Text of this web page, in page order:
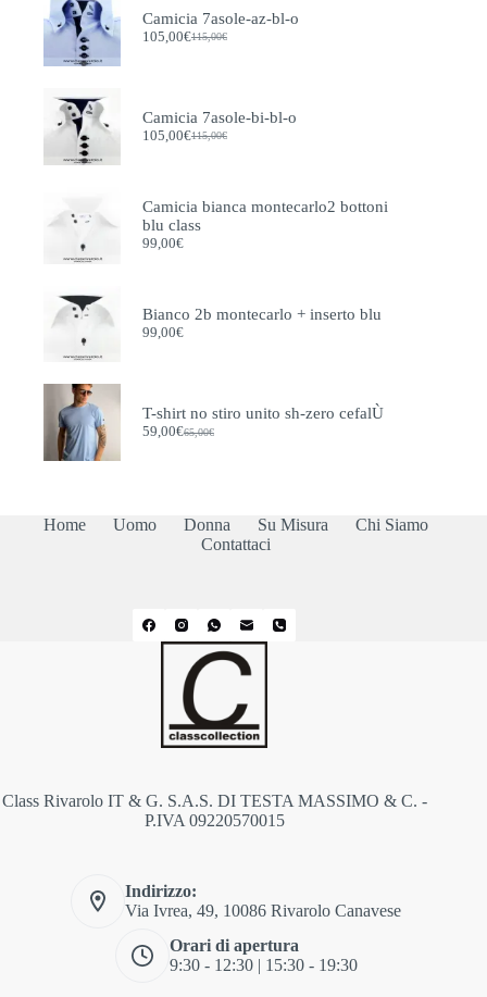
Camicia 7asole-az-bl-o
115,00€
Il
115,00€.
105,00€
Il
105,00€.
Camicia 7asole-bi-bl-o
115,00€
Il
115,00€.
105,00€
Il
105,00€.
Camicia bianca montecarlo2 bottoni
blu class
99,00€
Bianco 2b montecarlo + inserto blu
99,00€
T-shirt no stiro unito sh-zero cefalÙ
65,00€
Il
59,00€
Il
Home Uomo Donna Su Misura
Chi Siamo
Contattaci
Class Rivarolo IT & G. S.A.S. DI TESTA MASSIMO & C. -
P.IVA 09220570015
Indirizzo:
Via Ivrea, 49, 10086 Rivarolo Canavese
Orari di apertura
9:30 - 12:30 | 15:30 - 19:30